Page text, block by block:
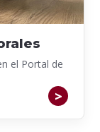
el Portal de